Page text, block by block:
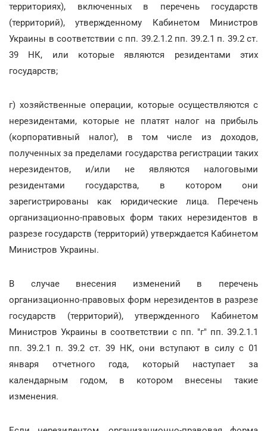
территориях), включенных в перечень государств
(территорий), утвержденному Кабинетом Министров
Украины в соответствии с пп. 39.2.1.2 пп. 39.2.1 п. 39.2 ст.
39 НК, или которые являются резидентами этих
государств;
г) хозяйственные операции, которые осуществляются с
нерезидентами, которые не платят налог на прибыль
(корпоративный налог), в том числе из доходов,
полученных за пределами государства регистрации таких
нерезидентов, и/или не являются налоговыми
резидентами государства, в котором они
зарегистрированы как юридические лица. Перечень
организационно-правовых форм таких нерезидентов в
разрезе государств (территорий) утверждается Кабинетом
Министров Украины.
В случае внесения изменений в перечень
организационно-правовых форм нерезидентов в разрезе
государств (территорий), утвержденного Кабинетом
Министров Украины в соответствии с пп. "г" пп. 39.2.1.1
пп. 39.2.1 п. 39.2 ст. 39 НК, они вступают в силу с 01
января отчетного года, который наступает за
календарным годом, в котором внесены такие
изменения.